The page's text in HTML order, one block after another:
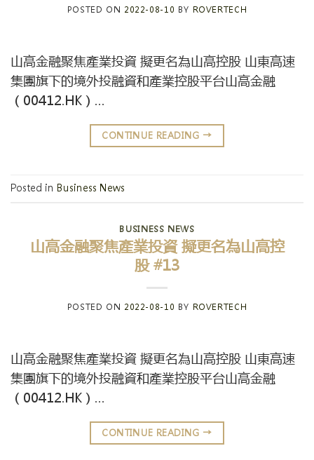
POSTED ON 2022-08-10 BY ROVERTECH
山高金融聚焦產業投資 擬更名為山高控股 山東高速
集團旗下的境外投融資和產業控股平台山高金融
（00412.HK）…
CONTINUE READING →
Posted in Business News
BUSINESS NEWS
山高金融聚焦產業投資 擬更名為山高控
股 #13
POSTED ON 2022-08-10 BY ROVERTECH
山高金融聚焦產業投資 擬更名為山高控股 山東高速
集團旗下的境外投融資和產業控股平台山高金融
（00412.HK）…
CONTINUE READING →